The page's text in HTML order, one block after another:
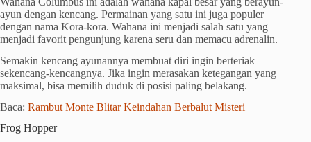
ayun dengan kencang. Permainan yang satu ini juga populer
dengan nama Kora-kora. Wahana ini menjadi salah satu yang
menjadi favorit pengunjung karena seru dan memacu adrenalin.
Semakin kencang ayunannya membuat diri ingin berteriak
sekencang-kencangnya. Jika ingin merasakan ketegangan yang
maksimal, bisa memilih duduk di posisi paling belakang.
Baca: Rambut Monte Blitar Keindahan Berbalut Misteri
Frog Hopper